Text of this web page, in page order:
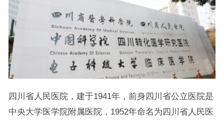
四川省人民医院，建于1941年，前身四川省公立医院是
中央大学医学院附属医院，1952年命名为四川省人民医